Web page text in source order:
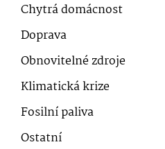
Chytrá domácnost
Doprava
Obnovitelné zdroje
Klimatická krize
Fosilní paliva
Ostatní